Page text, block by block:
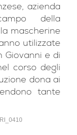
azienda
della
mascherine
utilizzate
Giovanni e di
corso degli
dona ai
tante